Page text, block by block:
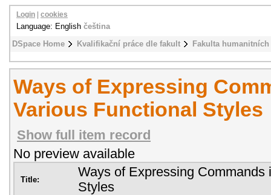
DSpace Home Kvalifikační práce dle fakult Fakulta
Login cookies
Language: English čeština
Ways of Expressing
Various Functional Styles
Show full item record
No preview available
Title:
Ways of Expressing Commands
Styles